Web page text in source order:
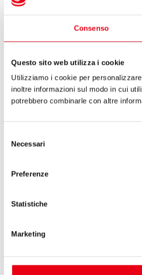
Consenso
Questo sito web utilizza i cookie
Utilizziamo i cookie per
inoltre informazioni sul modo in cui
potrebbero combinarle con altre
delNecessari
Preferenze
Statistiche
Marketing